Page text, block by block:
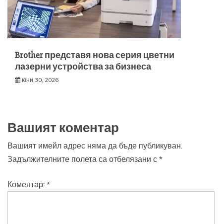
Brother представя нова серия цветни
лазерни устройства за бизнеса
юни 30, 2026
Вашият коментар
Вашият имейл адрес няма да бъде публикуван.
Задължителните полета са отбелязани с *
Коментар: *